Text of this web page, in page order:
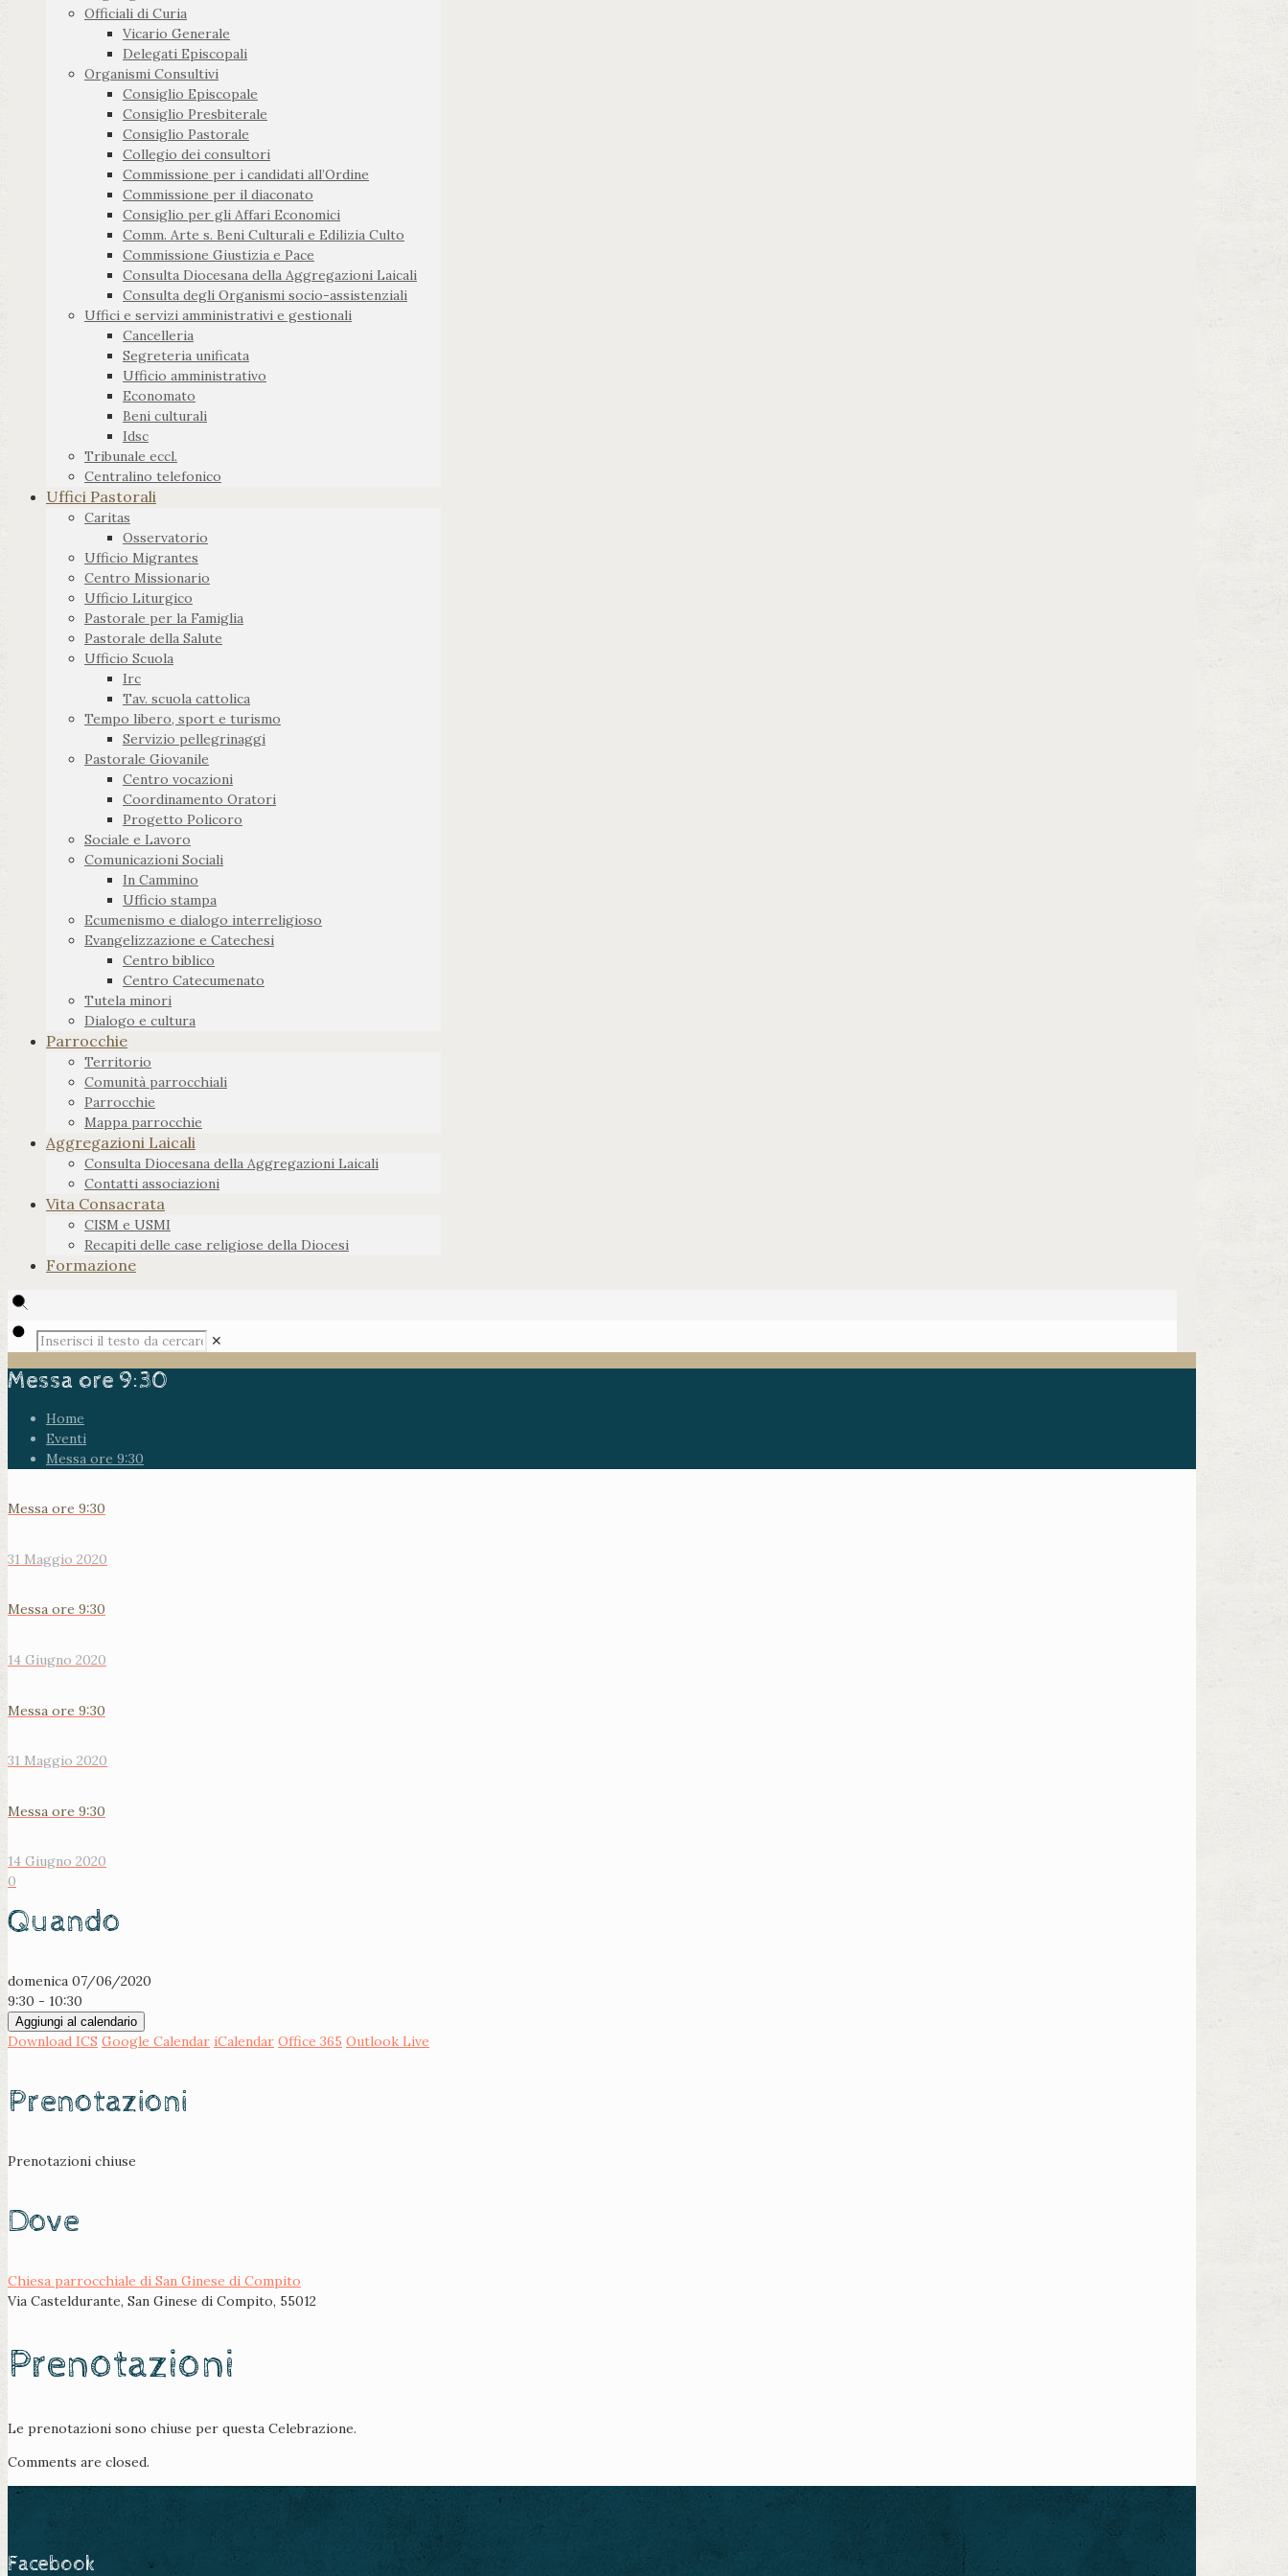
Officiali di Curia
Vicario Generale
Delegati Episcopali
Organismi Consultivi
Consiglio Episcopale
Consiglio Presbiterale
Consiglio Pastorale
Collegio dei consultori
Commissione per i candidati all’Ordine
Commissione per il diaconato
Consiglio per gli Affari Economici
Comm. Arte s. Beni Culturali e Edilizia Culto
Commissione Giustizia e Pace
Consulta Diocesana della Aggregazioni Laicali
Consulta degli Organismi socio-assistenziali
Uffici e servizi amministrativi e gestionali
Cancelleria
Segreteria unificata
Ufficio amministrativo
Economato
Beni culturali
Idsc
Tribunale eccl.
Centralino telefonico
Uffici Pastorali
Caritas
Osservatorio
Ufficio Migrantes
Centro Missionario
Ufficio Liturgico
Pastorale per la Famiglia
Pastorale della Salute
Ufficio Scuola
Irc
Tav. scuola cattolica
Tempo libero, sport e turismo
Servizio pellegrinaggi
Pastorale Giovanile
Centro vocazioni
Coordinamento Oratori
Progetto Policoro
Sociale e Lavoro
Comunicazioni Sociali
In Cammino
Ufficio stampa
Ecumenismo e dialogo interreligioso
Evangelizzazione e Catechesi
Centro biblico
Centro Catecumenato
Tutela minori
Dialogo e cultura
Parrocchie
Territorio
Comunità parrocchiali
Parrocchie
Mappa parrocchie
Aggregazioni Laicali
Consulta Diocesana della Aggregazioni Laicali
Contatti associazioni
Vita Consacrata
CISM e USMI
Recapiti delle case religiose della Diocesi
Formazione
✕
Messa ore 9:30
Home
Eventi
Messa ore 9:30
Messa ore 9:30
31 Maggio 2020
Messa ore 9:30
14 Giugno 2020
Messa ore 9:30
31 Maggio 2020
Messa ore 9:30
14 Giugno 2020
0
Quando
domenica 07/06/2020
9:30 - 10:30
Aggiungi al calendario
Download ICS Google Calendar iCalendar Office 365 Outlook Live
Prenotazioni
Prenotazioni chiuse
Dove
Chiesa parrocchiale di San Ginese di Compito
Via Casteldurante, San Ginese di Compito, 55012
Prenotazioni
Le prenotazioni sono chiuse per questa Celebrazione.
Comments are closed.
Facebook